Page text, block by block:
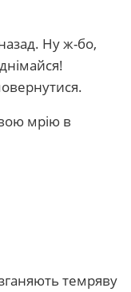
Ну ж-бо,
мрію в
темряву